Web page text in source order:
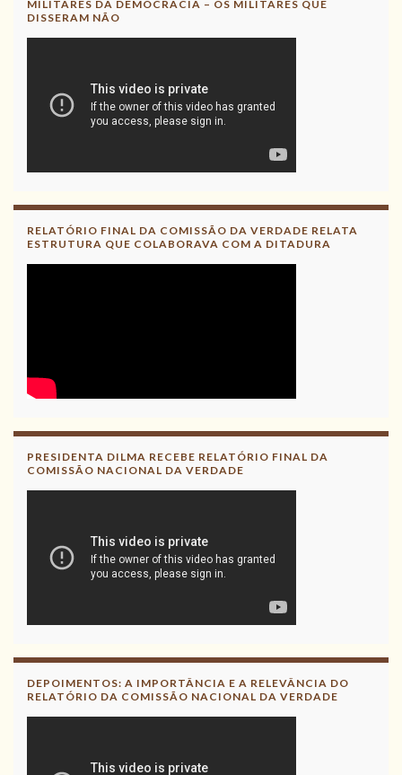
MILITARES DA DEMOCRACIA – OS MILITARES QUE
DISSERAM NÃO
RELATÓRIO FINAL DA COMISSÃO DA VERDADE RELATA
ESTRUTURA QUE COLABORAVA COM A DITADURA
PRESIDENTA DILMA RECEBE RELATÓRIO FINAL DA
COMISSÃO NACIONAL DA VERDADE
DEPOIMENTOS: A IMPORTÂNCIA E A RELEVÂNCIA DO
RELATÓRIO DA COMISSÃO NACIONAL DA VERDADE